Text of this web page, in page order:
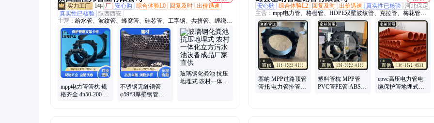
1年 厂 安心购 综合体验L0 回复及时 出价迅速
真实性已核验
陕西西安
主营： 给水管、波纹管、蜂窝管、硅芯管、工字钢、共挤管、缠绕
管、克拉管、电力管、无缝管、排污管、盲排管、雨水管、合金管、
带钢卷、六棱管、复合管、排水管、地暖管、保温管、穿线管、衬塑
钢管、采暖管道、保护套管、镀锌钢管
mpp电力管管枕 规
格齐全 dn50-200 直
不锈钢无缝钢管
φ59*3厚壁钢管
玻璃钢化粪池 抗压
地埋式 农村一体化
安心购
综合体验L2 回复及时 出价迅速 真实性已核验 河北保定
主营： mpp电力管、格栅管、HDPE双壁波纹管、克拉管、梅花管、
PVC穿线管、PE给水管、PE穿线管、HDPE钢带、钢丝网骨架、PVC
排水管、硅芯管、检查井
塞纳 MPP过路顶管
管托 电力管排管尼
塑料管枕 MPP管
PVC管PE管 ABS管
cpvc高压电力管电
缆保护管地埋式穿